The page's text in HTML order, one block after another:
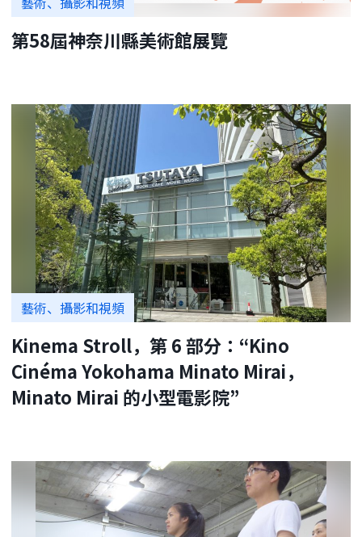
第58屆神奈川縣美術館展覽
藝術、攝影和視頻
Kinema Stroll，第 6 部分：“Kino
Cinéma Yokohama Minato Mirai，
Minato Mirai 的小型電影院”